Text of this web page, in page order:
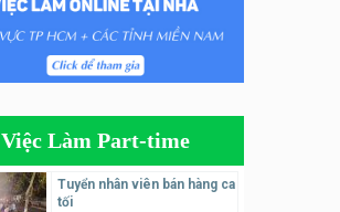
GÀ GÔ FASTFOOD
Tuyển nhân viên bán hàng
parttime
tiệm trà sữa
TRÀ SỮA THÁI LAN
Việc Làm Part-time
Tuyển nhân viên bán hàng ca
tối